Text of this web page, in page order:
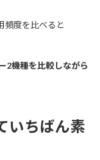
頻度を比べると
2機種を比較しながら
いちばん素